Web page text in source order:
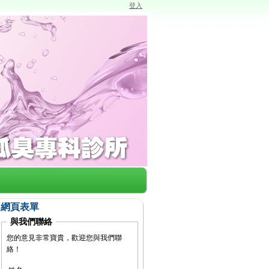
登入
網頁表單
與我們聯絡
您的意見非常寶貴，歡迎您與我們聯
絡！